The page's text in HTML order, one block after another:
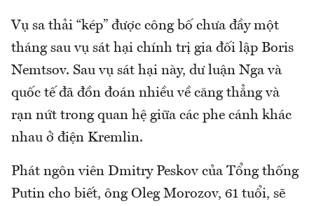
Vụ sa thải “kép” được công bố chưa đầy một
tháng sau vụ sát hại chính trị gia đối lập Boris
Nemtsov. Sau vụ sát hại này, dư luận Nga và
quốc tế đã đồn đoán nhiều về căng thẳng và
rạn nứt trong quan hệ giữa các phe cánh khác
nhau ở điện Kremlin.
Phát ngôn viên Dmitry Peskov của Tổng thống
Putin cho biết, ông Oleg Morozov, 61 tuổi, sẽ